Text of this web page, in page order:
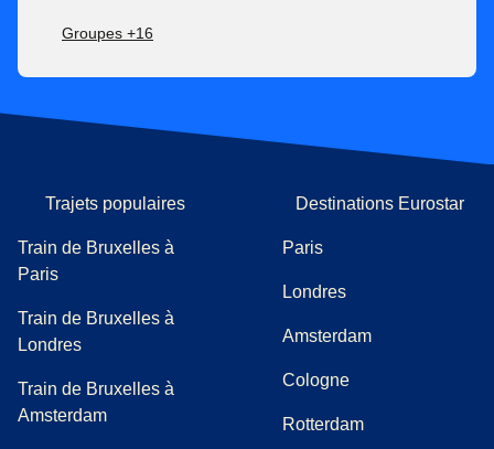
Groupes +16
Trajets populaires
Train de Bruxelles à
Paris
Train de Bruxelles à
Londres
Train de Bruxelles à
Amsterdam
Destinations Eurostar
Paris
Londres
Amsterdam
Cologne
Rotterdam